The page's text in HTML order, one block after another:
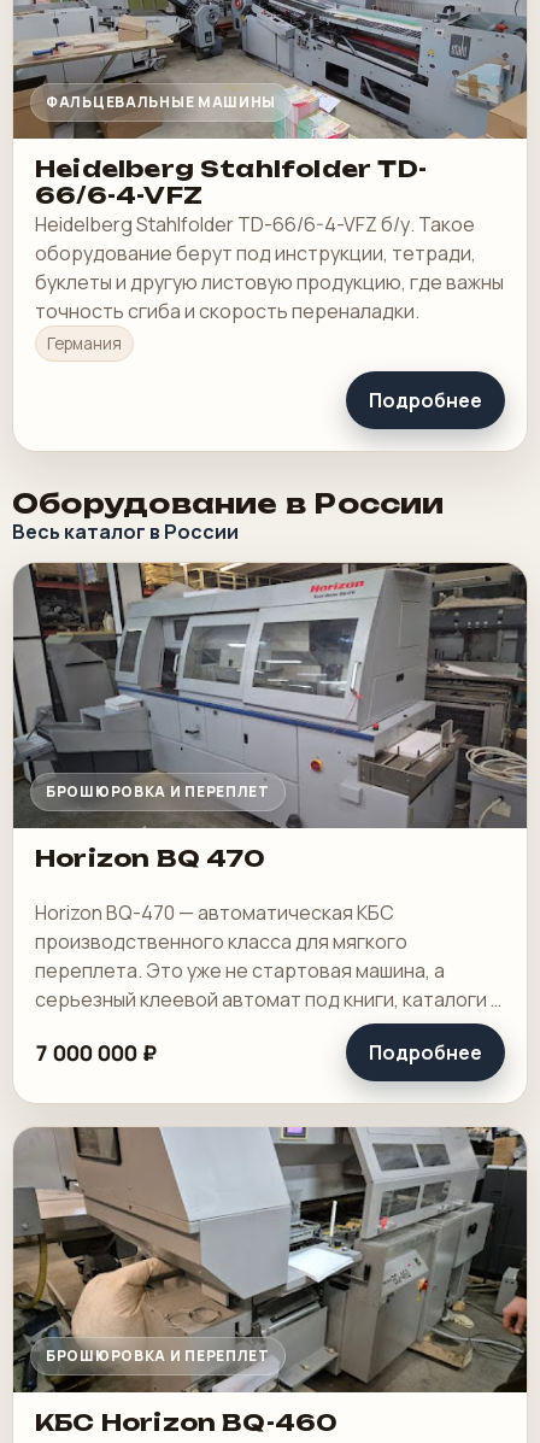
ФАЛЬЦЕВАЛЬНЫЕ МАШИНЫ
Heidelberg Stahlfolder TD-
66/6-4-VFZ
Heidelberg Stahlfolder TD-66/6-4-VFZ б/у. Такое
оборудование берут под инструкции, тетради,
буклеты и другую листовую продукцию, где важны
точность сгиба и скорость переналадки.
Германия
Подробнее
Оборудование в России
Весь каталог в России
БРОШЮРОВКА И ПЕРЕПЛЕТ
Horizon BQ 470
Horizon BQ-470 — автоматическая КБС
производственного класса для мягкого
переплета. Это уже не стартовая машина, а
серьезный клеевой автомат под книги, каталоги и
толстые журналы, где нужна ровная обработка
корешка и.
7 000 000 ₽ Подробнее
БРОШЮРОВКА И ПЕРЕПЛЕТ
КБС Horizon BQ-460